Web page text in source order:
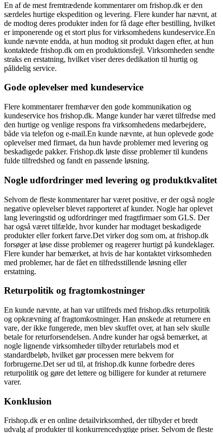
En af de mest fremtrædende kommentarer om frishop.dk er den
særdeles hurtige ekspedition og levering. Flere kunder har nævnt, at
de modtog deres produkter inden for få dage efter bestilling, hvilket
er imponerende og et stort plus for virksomhedens kundeservice.En
kunde nævnte endda, at hun modtog sit produkt dagen efter, at hun
kontaktede frishop.dk om en produktionsfejl. Virksomheden sendte
straks en erstatning, hvilket viser deres dedikation til hurtig og
pålidelig service.
Gode oplevelser med kundeservice
Flere kommentarer fremhæver den gode kommunikation og
kundeservice hos frishop.dk. Mange kunder har været tilfredse med
den hurtige og venlige respons fra virksomhedens medarbejdere,
både via telefon og e-mail.En kunde nævnte, at hun oplevede gode
oplevelser med firmaet, da hun havde problemer med levering og
beskadigede pakker. Frishop.dk løste disse problemer til kundens
fulde tilfredshed og fandt en passende løsning.
Nogle udfordringer med levering og produktkvalitet
Selvom de fleste kommentarer har været positive, er der også nogle
negative oplevelser blevet rapporteret af kunder. Nogle har oplevet
lang leveringstid og udfordringer med fragtfirmaer som GLS. Der
har også været tilfælde, hvor kunder har modtaget beskadigede
produkter eller forkert farve.Det virker dog som om, at frishop.dk
forsøger at løse disse problemer og reagerer hurtigt på kundeklager.
Flere kunder har bemærket, at hvis de har kontaktet virksomheden
med problemer, har de fået en tilfredsstillende løsning eller
erstatning.
Returpolitik og fragtomkostninger
En kunde nævnte, at han var utilfreds med frishop.dks returpolitik
og opkrævning af fragtomkostninger. Han ønskede at returnere en
vare, der ikke fungerede, men blev skuffet over, at han selv skulle
betale for returforsendelsen. Andre kunder har også bemærket, at
nogle lignende virksomheder tilbyder returlabels mod et
standardbeløb, hvilket gør processen mere bekvem for
forbrugerne.Det ser ud til, at frishop.dk kunne forbedre deres
returpolitik og gøre det lettere og billigere for kunder at returnere
varer.
Konklusion
Frishop.dk er en online detailvirksomhed, der tilbyder et bredt
udvalg af produkter til konkurrencedygtige priser. Selvom de fleste